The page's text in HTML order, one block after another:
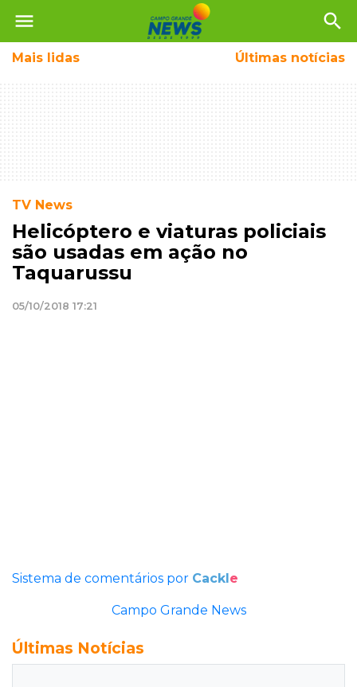
menu search
Mais lidas Últimas notícias
TV News
Helicóptero e viaturas policiais
são usadas em ação no
Taquarussu
05/10/2018 17:21
Sistema de comentários por Cackle
Campo Grande News
Últimas Notícias